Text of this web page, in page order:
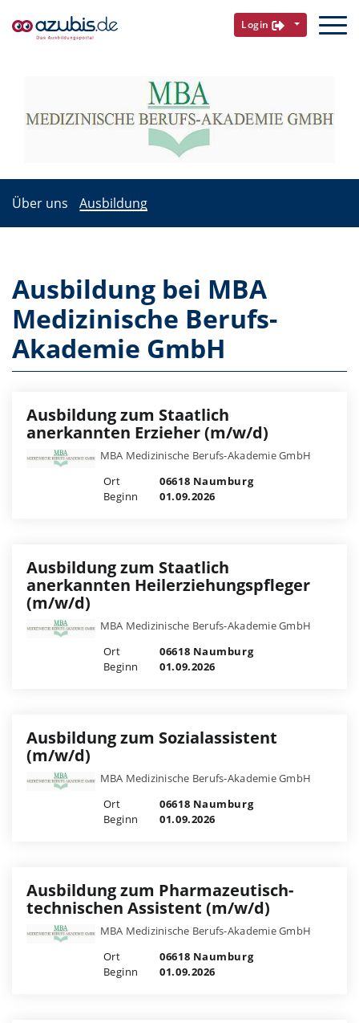
Login
Über uns Ausbildung
Ausbildung bei MBA
Medizinische Berufs-
Akademie GmbH
Ausbildung zum Staatlich
anerkannten Erzieher (m/w/d)
MBA Medizinische Berufs-Akademie GmbH
Ort
06618 Naumburg
Beginn
01.09.2026
Ausbildung zum Staatlich
anerkannten Heilerziehungspfleger
(m/w/d)
MBA Medizinische Berufs-Akademie GmbH
Ort
06618 Naumburg
Beginn
01.09.2026
Ausbildung zum Sozialassistent
(m/w/d)
MBA Medizinische Berufs-Akademie GmbH
Ort
06618 Naumburg
Beginn
01.09.2026
Ausbildung zum Pharmazeutisch-
technischen Assistent (m/w/d)
MBA Medizinische Berufs-Akademie GmbH
Ort
06618 Naumburg
Beginn
01.09.2026